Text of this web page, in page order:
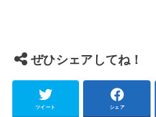
ぜひシェアしてね！
ツイート シェア